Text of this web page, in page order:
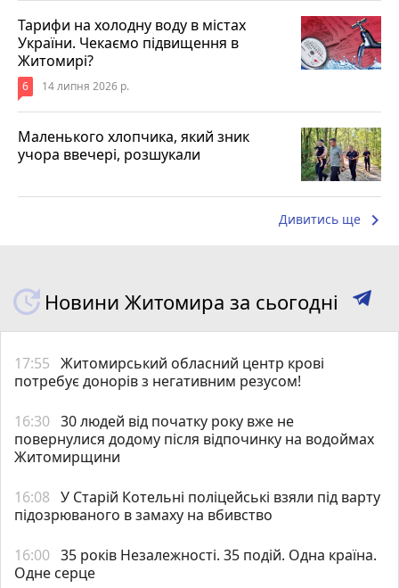
Тарифи на холодну воду в містах
України. Чекаємо підвищення в
Житомирі?
6 14 липня 2026 р.
Маленького хлопчика, який зник
учора ввечері, розшукали
Дивитись ще keyboard_arrow_right
Новини Житомира за сьогодні
17:55 Житомирський обласний центр крові
потребує донорів з негативним резусом!
16:30 30 людей від початку року вже не
повернулися додому після відпочинку на водоймах
Житомирщини
16:08 У Старій Котельні поліцейські взяли під варту
підозрюваного в замаху на вбивство
16:00 35 років Незалежності. 35 подій. Одна країна.
Одне серце